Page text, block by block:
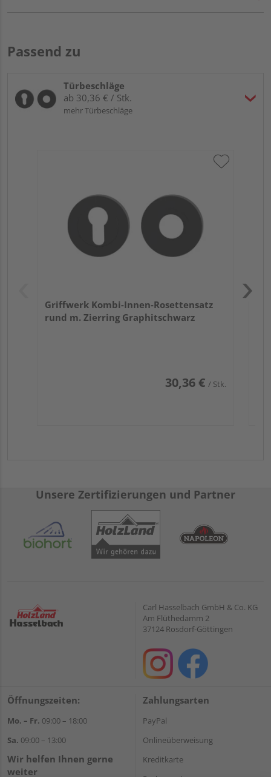
Passend zu
Türbeschläge
ab 30,36 € / Stk.
mehr Türbeschläge
Griffwerk Kombi-Innen-Rosettensatz
rund m. Zierring Graphitschwarz
30,36 € / Stk.
Unsere Zertifizierungen und Partner
Carl Hasselbach GmbH & Co. KG
Am Flüthedamm 2
37124 Rosdorf-Göttingen
Öffnungszeiten:
Mo. – Fr. 09:00 – 18:00
Sa. 09:00 – 13:00
Wir helfen Ihnen gerne
weiter
Zahlungsarten
PayPal
Onlineüberweisung
Kreditkarte